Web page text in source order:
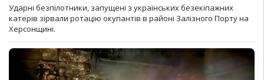
Ударні безпілотники, запущені з українських безекіпажних
катерів зірвали ротацію окупантів в районі Залізного Порту на
Херсонщині.